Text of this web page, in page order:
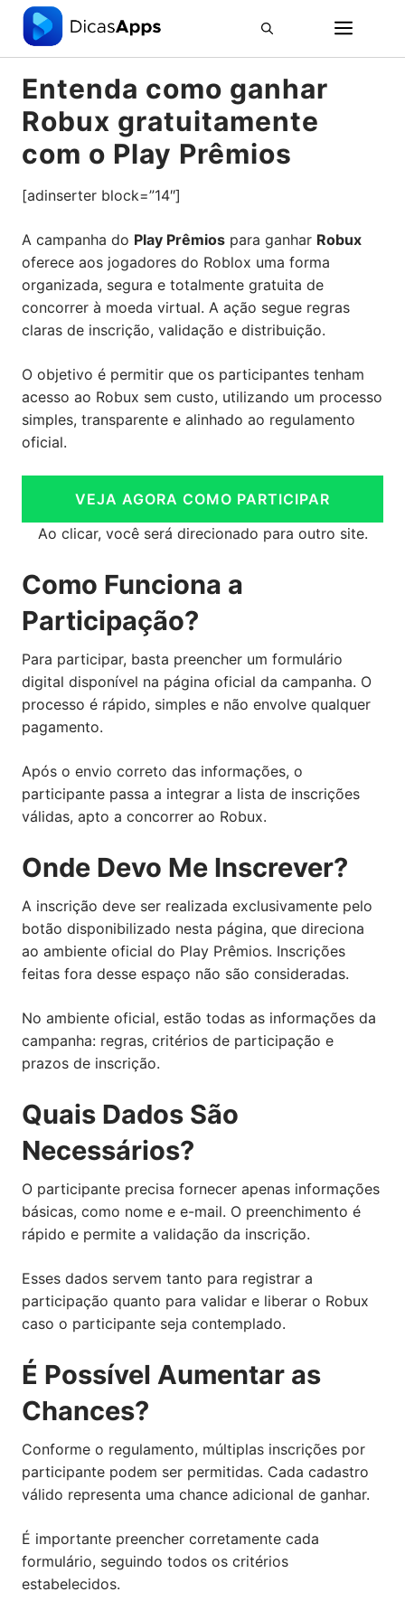
Pular
para
o
conteúdo
Entenda como ganhar
Robux gratuitamente
com o Play Prêmios
[adinserter block=”14″]
A campanha do Play Prêmios para ganhar Robux
oferece aos jogadores do Roblox uma forma
organizada, segura e totalmente gratuita de
concorrer à moeda virtual. A ação segue regras
claras de inscrição, validação e distribuição.
O objetivo é permitir que os participantes tenham
acesso ao Robux sem custo, utilizando um processo
simples, transparente e alinhado ao regulamento
oficial.
VEJA AGORA COMO PARTICIPAR
Ao clicar, você será direcionado para outro site.
Como Funciona a
Participação?
Para participar, basta preencher um formulário
digital disponível na página oficial da campanha. O
processo é rápido, simples e não envolve qualquer
pagamento.
Após o envio correto das informações, o
participante passa a integrar a lista de inscrições
válidas, apto a concorrer ao Robux.
Onde Devo Me Inscrever?
A inscrição deve ser realizada exclusivamente pelo
botão disponibilizado nesta página, que direciona
ao ambiente oficial do Play Prêmios. Inscrições
feitas fora desse espaço não são consideradas.
No ambiente oficial, estão todas as informações da
campanha: regras, critérios de participação e
prazos de inscrição.
Quais Dados São
Necessários?
O participante precisa fornecer apenas informações
básicas, como nome e e-mail. O preenchimento é
rápido e permite a validação da inscrição.
Esses dados servem tanto para registrar a
participação quanto para validar e liberar o Robux
caso o participante seja contemplado.
É Possível Aumentar as
Chances?
Conforme o regulamento, múltiplas inscrições por
participante podem ser permitidas. Cada cadastro
válido representa uma chance adicional de ganhar.
É importante preencher corretamente cada
formulário, seguindo todos os critérios
estabelecidos.